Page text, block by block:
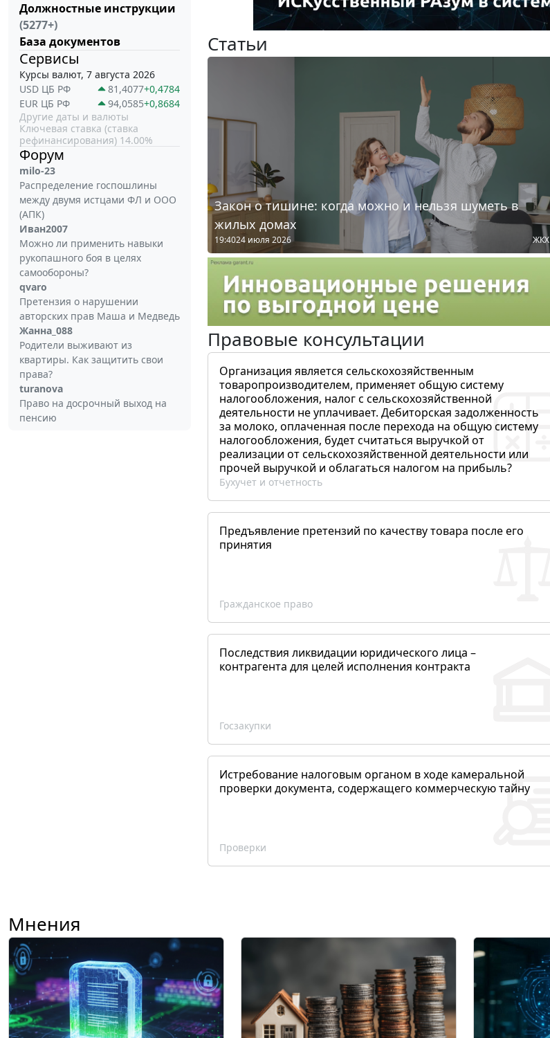
Должностные инструкции
(5277+)
База документов
Сервисы
Курсы валют, 7 августа 2026
USD ЦБ РФ
81,4077+0,4784
EUR ЦБ РФ
94,0585+0,8684
Другие даты и валюты
Ключевая ставка (ставка
рефинансирования) 14.00%
Форум
milo-23
Распределение госпошлины
между двумя истцами ФЛ и ООО
(АПК)
Иван2007
Можно ли применить навыки
рукопашного боя в целях
самообороны?
qvaro
Претензия о нарушении
авторских прав Маша и Медведь
Жанна_088
Родители выживают из
квартиры. Как защитить свои
права?
turanova
Право на досрочный выход на
пенсию
Статьи
Закон о тишине: когда можно и нельзя шуметь в
жилых домах
19:4024 июля 2026 ЖКХ
Правовые консультации
Организация является сельскохозяйственным
товаропроизводителем, применяет общую систему
налогообложения, налог с сельскохозяйственной
деятельности не уплачивает. Дебиторская задолженность
за молоко, оплаченная после перехода на общую систему
налогообложения, будет считаться выручкой от
реализации от сельскохозяйственной деятельности или
прочей выручкой и облагаться налогом на прибыль?
Бухучет и отчетность
Предъявление претензий по качеству товара после его
принятия
Гражданское право
Последствия ликвидации юридического лица –
контрагента для целей исполнения контракта
Госзакупки
Истребование налоговым органом в ходе камеральной
проверки документа, содержащего коммерческую тайну
Проверки
Мнения